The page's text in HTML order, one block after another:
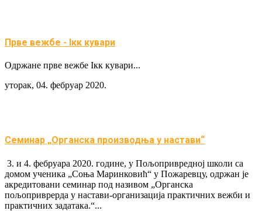
Прве вежбе - Iкк кувари
Одржане прве вежбе Iкк кувари...
уторак, 04. фебруар 2020.
Семинар „Органска производња у настави“
3. и 4. фебруара 2020. године, у Пољопривредној школи са
домом ученика „Соња Маринковић“ у Пожаревцу, одржан је
акредитовани семинар под називом „Органска
пољоприврерда у настави-организација практичних вежби и
практичних задатака.“...